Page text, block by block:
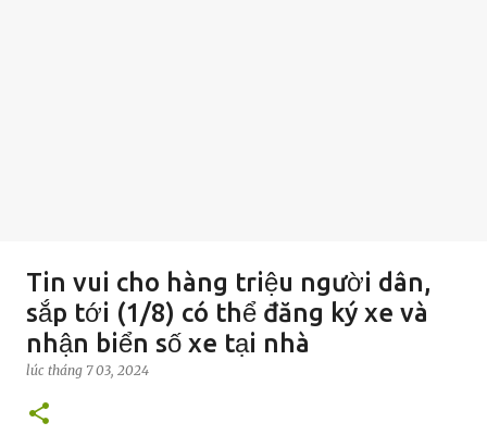
Tin vui cho hàng triệu người dân,
sắp tới (1/8) có thể đăng ký xe và
nhận biển số xe tại nhà
lúc tháng 7 03, 2024